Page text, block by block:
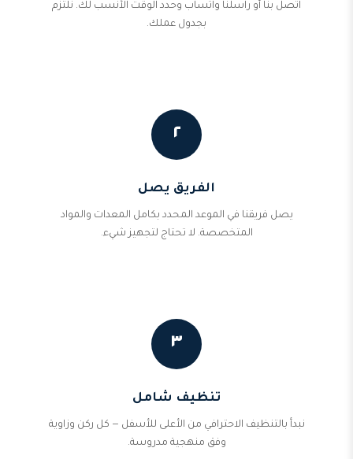
اتصل بنا أو راسلنا واتساب وحدد الوقت الأنسب لك. نلتزم
بجدول عملك.
٢
الفريق يصل
يصل فريقنا في الموعد المحدد بكامل المعدات والمواد
المتخصصة. لا تحتاج لتجهيز شيء.
٣
تنظيف شامل
نبدأ بالتنظيف الاحترافي من الأعلى للأسفل — كل ركن وزاوية
وفق منهجية مدروسة.